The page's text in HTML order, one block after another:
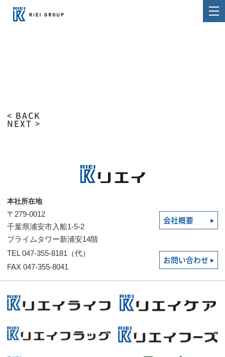
< BACK
NEXT >
本社所在地
〒279-0012
千葉県浦安市入船1-5-2
プライムタワー新浦安14階
会社概要
TEL 047-355-8181（代）
FAX 047-355-8041
お問い合わせ